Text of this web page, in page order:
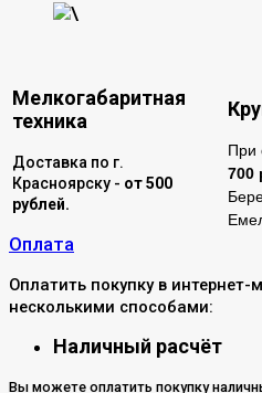
\
Мелкогабаритная
техника
Доставка по г.
Красноярску - от 500
рублей.
При
700
Оплата
Оплатить покупку в
несколькими способами:
Наличный расчёт
Вы можете оплатить покупку